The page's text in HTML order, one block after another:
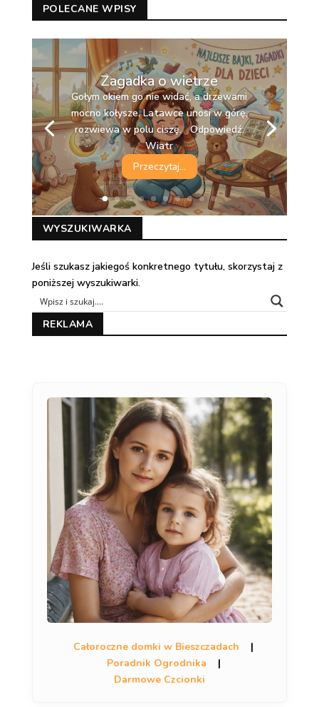
POLECANE WPISY
Zagadka o wietrze
Gołym okiem go nie widać, a drzewami
mocno kołysze. Latawce unosi w górę,
rozwiewa w polu ciszę. Odpowiedź:
Wiatr
Przeczytaj...
WYSZUKIWARKA
Jeśli szukasz jakiegoś konkretnego tytułu, skorzystaj z
poniższej wyszukiwarki.
REKLAMA
Całoroczne domki w Bieszczadach
|
Poradnik Ogrodnika
|
Darmowe Czcionki